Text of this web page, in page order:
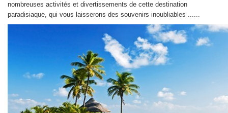
nombreuses activités et divertissements de cette destination
paradisiaque, qui vous laisserons des souvenirs inoubliables ......